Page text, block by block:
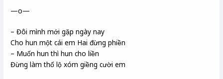
—o—
– Đôi mình mới gặp ngày nay
Cho hun một cái em Hai đừng phiền
– Muốn hun thì hun cho liền
Đừng làm thố lộ xóm giềng cười em